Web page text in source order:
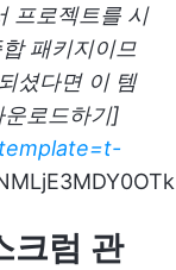
프로젝트를 시
패키지이므
셨다면 이 템
로드하기]
크럼 관